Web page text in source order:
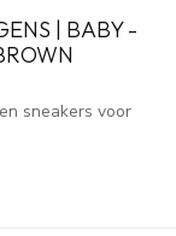
| BABY -
sneakers voor